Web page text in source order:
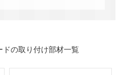
ドの取り付け部材一覧